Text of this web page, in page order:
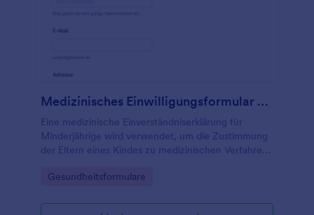
Medizinisches Einwilligungsformular Für Kinder
Eine medizinische Einverständniserklärung für
Minderjährige wird verwendet, um die Zustimmung
der Eltern eines Kindes zu medizinischen Verfahren,
Go to Category:
Gesundheitsformulare